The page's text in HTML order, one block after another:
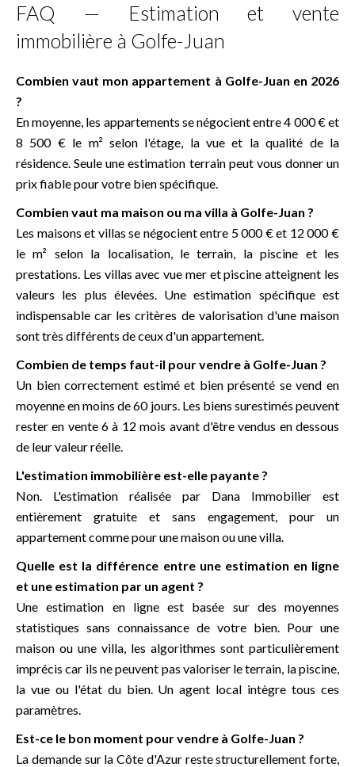
FAQ — Estimation et vente
immobilière à Golfe-Juan
Combien vaut mon appartement à Golfe-Juan en 2026
?
En moyenne, les appartements se négocient entre 4 000 € et
8 500 € le m² selon l'étage, la vue et la qualité de la
résidence. Seule une estimation terrain peut vous donner un
prix fiable pour votre bien spécifique.
Combien vaut ma maison ou ma villa à Golfe-Juan ?
Les maisons et villas se négocient entre 5 000 € et 12 000 €
le m² selon la localisation, le terrain, la piscine et les
prestations. Les villas avec vue mer et piscine atteignent les
valeurs les plus élevées. Une estimation spécifique est
indispensable car les critères de valorisation d'une maison
sont très différents de ceux d'un appartement.
Combien de temps faut-il pour vendre à Golfe-Juan ?
Un bien correctement estimé et bien présenté se vend en
moyenne en moins de 60 jours. Les biens surestimés peuvent
rester en vente 6 à 12 mois avant d'être vendus en dessous
de leur valeur réelle.
L'estimation immobilière est-elle payante ?
Non. L'estimation réalisée par Dana Immobilier est
entièrement gratuite et sans engagement, pour un
appartement comme pour une maison ou une villa.
Quelle est la différence entre une estimation en ligne
et une estimation par un agent ?
Une estimation en ligne est basée sur des moyennes
statistiques sans connaissance de votre bien. Pour une
maison ou une villa, les algorithmes sont particulièrement
imprécis car ils ne peuvent pas valoriser le terrain, la piscine,
la vue ou l'état du bien. Un agent local intègre tous ces
paramètres.
Est-ce le bon moment pour vendre à Golfe-Juan ?
La demande sur la Côte d'Azur reste structurellement forte,